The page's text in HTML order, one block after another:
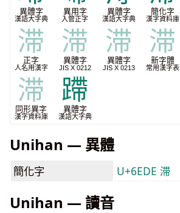
異體字
漢語大字典
異用字
入管正字
異體字
漢語大字典
簡化字
漢字資料庫
滞
正字
人名用漢字
滞
異體字
JIS X 0212
滞
異體字
JIS X 0213
滞
新字體
常用漢字表
滞
同形異字
漢字資料庫
蹛
異體字
漢語大字典
Unihan — 異體
簡化字 U+6EDE 滞
Unihan — 讀音